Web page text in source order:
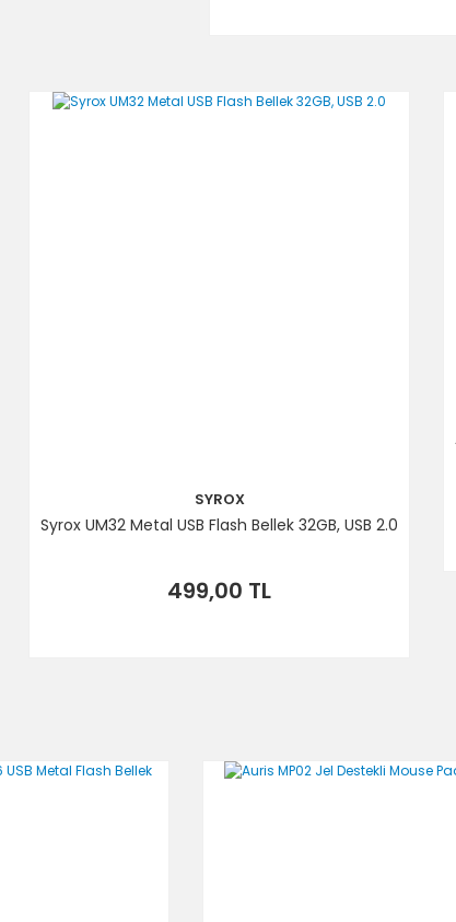
SYROX
Syrox UM32 Metal USB Flash Bellek 32GB, USB 2.0
499,00 TL